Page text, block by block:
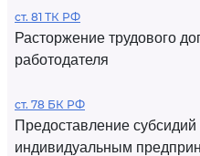
ст. 81 ТК РФ
Расторжение трудового
работодателя
ст. 78 БК РФ
Предоставление
индивидуальным